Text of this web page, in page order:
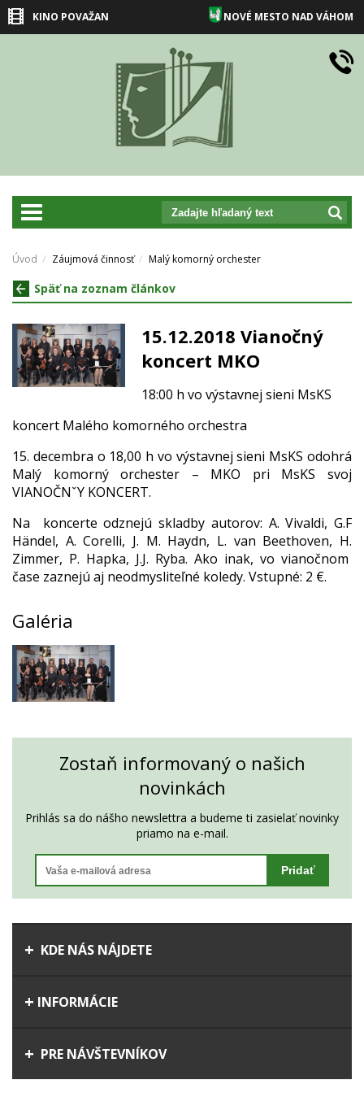
KINO POVAŽAN NOVÉ MESTO NAD VÁHOM
prepnut_navigaciu
Úvod Záujmová činnosť Malý komorný orchester
Späť na zoznam článkov
15.12.2018 Vianočný
koncert MKO
18:00 h vo výstavnej sieni MsKS
koncert Malého komorného orchestra
15. decembra o 18,00 h vo výstavnej sieni MsKS odohrá
Malý komorný orchester – MKO pri MsKS svoj
VIANOČNˇY KONCERT.
Na koncerte odznejú skladby autorov: A. Vivaldi, G.F
Händel, A. Corelli, J. M. Haydn, L. van Beethoven, H.
Zimmer, P. Hapka, J.J. Ryba. Ako inak, vo vianočnom
čase zaznejú aj neodmysliteľné koledy. Vstupné: 2 €.
Galéria
Zostaň informovaný o našich
novinkách
Prihlás sa do nášho newslettra a budeme ti zasielať novinky
priamo na e-mail.
Pridať
KDE NÁS NÁJDETE
INFORMÁCIE
PRE NÁVŠTEVNÍKOV